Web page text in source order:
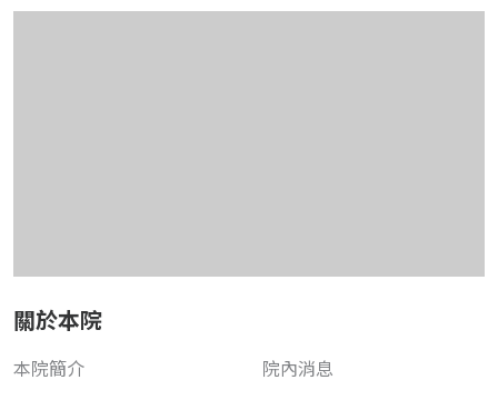
關於本院
本院簡介
院內消息